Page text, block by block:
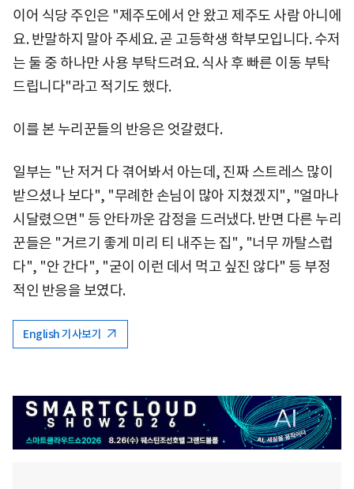
이어 식당 주인은 "제주도에서 안 왔고 제주도 사람 아니에
요. 반말하지 말아 주세요. 곧 고등학생 학부모입니다. 수저
는 둘 중 하나만 사용 부탁드려요. 식사 후 빠른 이동 부탁
드립니다"라고 적기도 했다.
이를 본 누리꾼들의 반응은 엇갈렸다.
일부는 "난 저거 다 겪어봐서 아는데, 진짜 스트레스 많이
받으셨나 보다", "무례한 손님이 많아 지쳤겠지", "얼마나
시달렸으면" 등 안타까운 감정을 드러냈다. 반면 다른 누리
꾼들은 "거르기 좋게 미리 티 내주는 집", "너무 까탈스럽
다", "안 간다", "굳이 이런 데서 먹고 싶진 않다" 등 부정
적인 반응을 보였다.
English 기사보기